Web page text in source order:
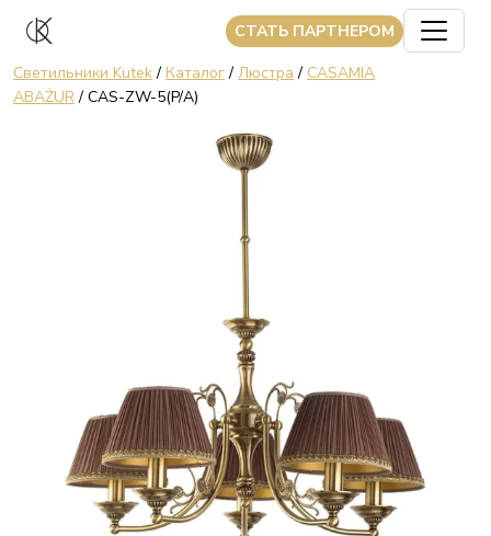
CТАТЬ ПАРТНЕРОМ
Светильники Kutek/ Каталог/ Люстра / CASAMIA
ABAŻUR/ CAS-ZW-5(P/A)